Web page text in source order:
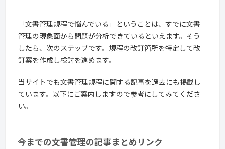
「文書管理規程で悩んでいる」ということは、すでに文書
管理の現象面から問題が分析できているといえます。そう
したら、次のステップです。規程の改訂箇所を特定して改
訂案を作成し検討を進めます。
当サイトでも文書管理規程に関する記事を過去にも掲載し
ています。以下にご案内しますので参考にしてみてくださ
い。
今までの文書管理の記事まとめリンク